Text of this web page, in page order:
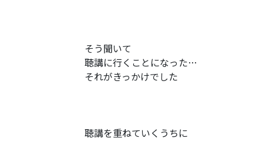
そう聞いて
聴講に行くことになった…
それがきっかけでした
聴講を重ねていくうちに